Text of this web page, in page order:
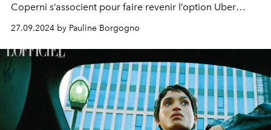
Coperni s’associent pour faire revenir l’option Uber
Fashion— jusqu’au mardi 1er octobre, de 12h à 22h.
27.09.2024 by Pauline Borgogno